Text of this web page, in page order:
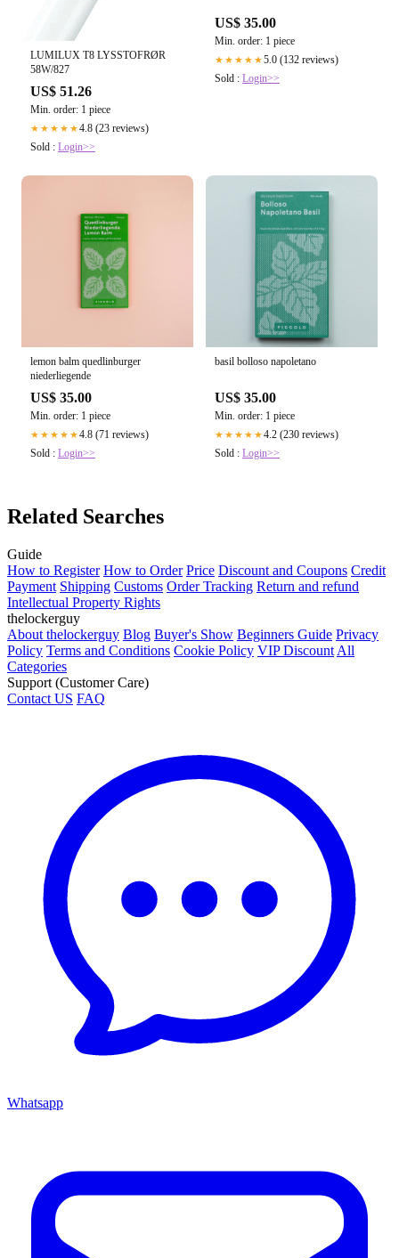
LUMILUX T8 LYSSTOFRØR
58W/827
US$ 51.26
Min. order: 1 piece
★★★★★4.8 (23 reviews)
Sold : Login>>
US$ 35.00
Min. order: 1 piece
★★★★★5.0 (132 reviews)
Sold : Login>>
lemon balm quedlinburger
niederliegende
US$ 35.00
Min. order: 1 piece
★★★★★4.8 (71 reviews)
Sold : Login>>
basil bolloso napoletano
US$ 35.00
Min. order: 1 piece
★★★★★4.2 (230 reviews)
Sold : Login>>
Related Searches
Guide
How to Register How to Order Price Discount and Coupons Credit
Payment Shipping Customs Order Tracking Return and refund
Intellectual Property Rights
thelockerguy
About thelockerguy Blog Buyer's Show Beginners Guide Privacy
Policy Terms and Conditions Cookie Policy VIP Discount All
Categories
Support (Customer Care)
Contact US FAQ
Whatsapp